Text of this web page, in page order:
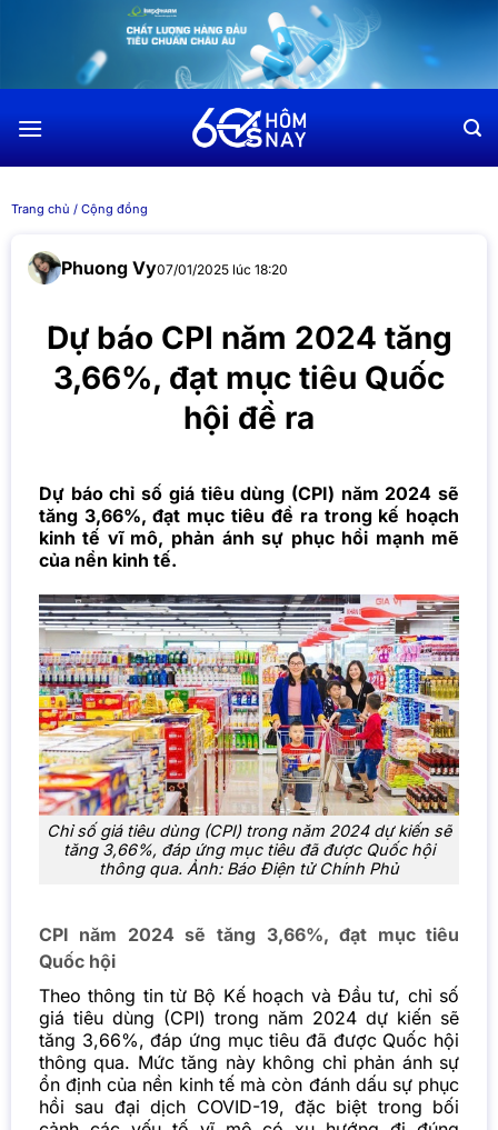
dung
Trang chủ / Cộng đồng
Phuong Vy07/01/2025 lúc 18:20
Dự báo CPI năm 2024 tăng
3,66%, đạt mục tiêu Quốc
hội đề ra
Dự báo chỉ số giá tiêu dùng (CPI) năm 2024 sẽ
tăng 3,66%, đạt mục tiêu đề ra trong kế hoạch
kinh tế vĩ mô, phản ánh sự phục hồi mạnh mẽ
của nền kinh tế.
Chỉ số giá tiêu dùng (CPI) trong năm 2024 dự kiến sẽ
tăng 3,66%, đáp ứng mục tiêu đã được Quốc hội
thông qua. Ảnh: Báo Điện tử Chính Phủ
CPI năm 2024 sẽ tăng 3,66%, đạt mục tiêu
Quốc hội
Theo thông tin từ Bộ Kế hoạch và Đầu tư, chỉ số
giá tiêu dùng (CPI) trong năm 2024 dự kiến sẽ
tăng 3,66%, đáp ứng mục tiêu đã được Quốc hội
thông qua. Mức tăng này không chỉ phản ánh sự
ổn định của nền kinh tế mà còn đánh dấu sự phục
hồi sau đại dịch COVID-19, đặc biệt trong bối